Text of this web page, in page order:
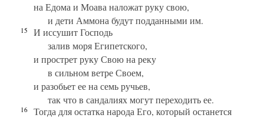
на Едома и Моава наложат руку свою,
и дети Аммона будут подданными им.
15
И иссушит Господь
залив моря Египетского,
и прострет руку Свою на реку
в сильном ветре Своем,
и разобьет ее на семь ручьев,
так что в сандалиях могут переходить ее.
16
Тогда для остатка народа Его, который останется